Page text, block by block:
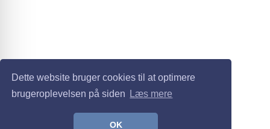
Dette website bruger cookies til at optimere
brugeroplevelsen på siden
Læs mere
OK